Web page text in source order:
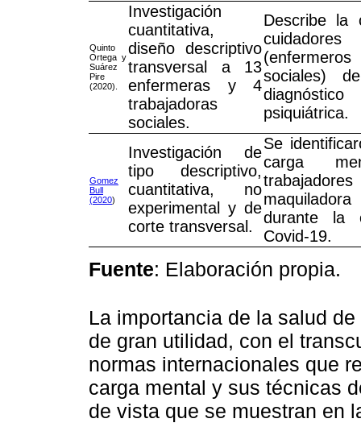
Quinto
Ortega y
Suárez
Pire
(2020).
Investigación
cuantitativa,
diseño descriptivo
transversal a 13
enfermeras y 4
trabajadoras
sociales.
Describe la
sociales)
psiquiátrica.
Gomez
Bull
(2020)
Investigación de
tipo descriptivo,
cuantitativa, no
experimental y de
corte transversal.
Se
carga
durante la
Covid-19.
Fuente: Elaboración propia.
La importancia de la salud
de gran utilidad, con el
normas internacionales que
carga mental y sus técnicas
de vista que se muestran en